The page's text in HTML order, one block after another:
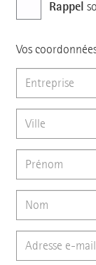
Rappel
Vos